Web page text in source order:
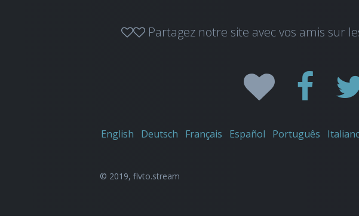
Partagez notre site avec vos amis sur
English Deutsch Français Español Português
© 2019, flvto.stream